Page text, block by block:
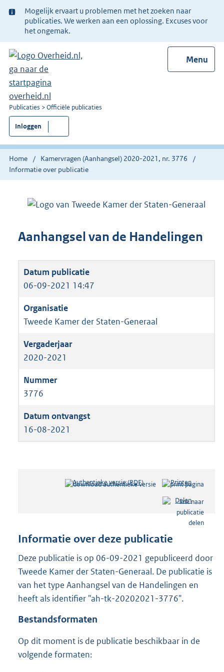
Ter
informatie:
Mogelijk ervaart u problemen met het zoeken naar
publicaties. We werken aan een oplossing. Excuses voor
het ongemak.
Menu
U
bent
nu
hier:
Publicaties Officiële publicaties
Inloggen
Home
Kamervragen (Aanhangsel) 2020-2021, nr. 3776
Informatie over publicatie
Aanhangsel van de Handelingen
06-09-2021 14:47
Tweede Kamer der Staten-Generaal
2020-2021
3776
16-08-2021
Authentieke versie (PDF)b
n
d
s
r
o
o
:
Printen
Delen
Informatie over deze publicatie
Deze publicatie is op 06-09-2021 gepubliceerd door
Tweede Kamer der Staten-Generaal. De publicatie is
van het type Aanhangsel van de Handelingen en
heeft als identifier "ah-tk-20202021-3776".
Bestandsformaten
Op dit moment is de publicatie beschikbaar in de
volgende formaten: